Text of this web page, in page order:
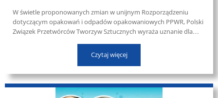
W świetle proponowanych zmian w unijnym Rozporządzeniu
dotyczącym opakowań i odpadów opakowaniowych PPWR, Polski
Związek Przetwórców Tworzyw Sztucznych wyraża uznanie dla
zasadach zrównoważonego rozwoju i obiegu zamkniętego. ...
Czytaj więcej